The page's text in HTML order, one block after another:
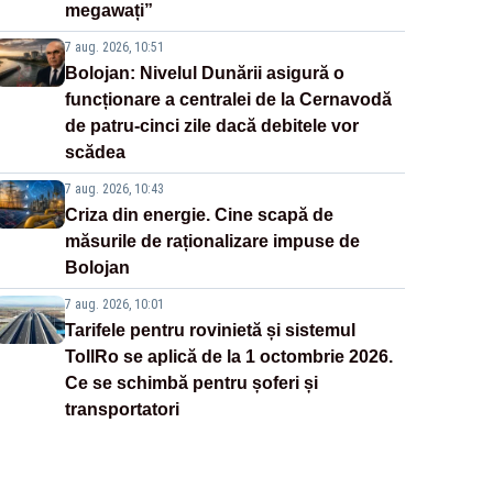
megawați”
7 aug. 2026, 10:51
Bolojan: Nivelul Dunării asigură o
funcționare a centralei de la Cernavodă
de patru-cinci zile dacă debitele vor
scădea
7 aug. 2026, 10:43
Criza din energie. Cine scapă de
măsurile de raționalizare impuse de
Bolojan
7 aug. 2026, 10:01
Tarifele pentru rovinietă și sistemul
TollRo se aplică de la 1 octombrie 2026.
Ce se schimbă pentru șoferi și
transportatori